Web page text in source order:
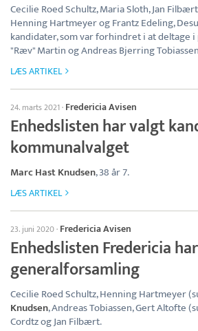
Cecilie Roed Schultz, Maria Sloth, Jan
Henning Hartmeyer og Frantz Edeling,
kandidater, som var forhindret i at deltage
"Ræv" Martin og Andreas Bjerring
LÆS ARTIKEL
24. marts 2021· Fredericia Avisen
Enhedslisten har valgt
kommunalvalget
Marc Hast Knudsen, 38 år 7.
LÆS ARTIKEL
23. juni 2020· Fredericia Avisen
Enhedslisten Fredericia
generalforsamling
Cecilie Roed Schultz, Henning Hartmeyer
Knudsen, Andreas Tobiassen, Gert Altofte
Cordtz og Jan Filbært.